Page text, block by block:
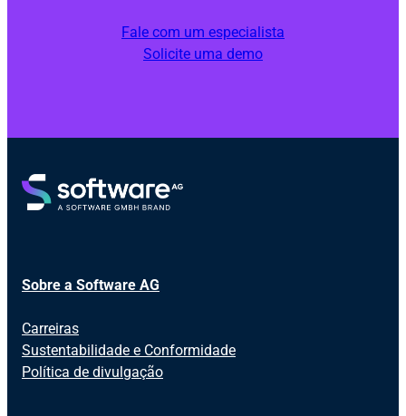
Fale com um especialista
Solicite uma demo
Sobre a Software AG
Carreiras
Sustentabilidade e Conformidade
Política de divulgação